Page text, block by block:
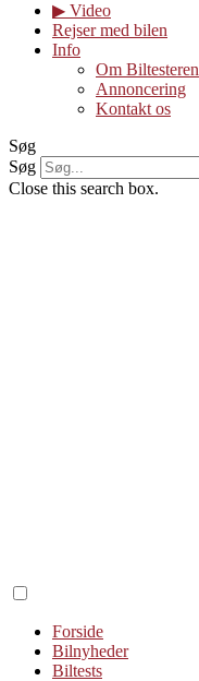
▶︎ Video
Rejser med bilen
Info
Om Biltesteren
Annoncering
Kontakt os
Søg
Søg
Close this search box.
Forside
Bilnyheder
Biltests